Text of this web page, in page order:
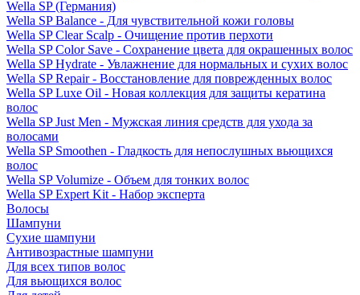
Wella SP (Германия)
Wella SP Balance - Для чувствительной кожи головы
Wella SP Clear Scalp - Очищение против перхоти
Wella SP Color Save - Сохранение цвета для окрашенных волос
Wella SP Hydrate - Увлажнение для нормальных и сухих волос
Wella SP Repair - Восстановление для поврежденных волос
Wella SP Luxe Oil - Новая коллекция для защиты кератина
волос
Wella SP Just Men - Мужская линия средств для ухода за
волосами
Wella SP Smoothen - Гладкость для непослушных вьющихся
волос
Wella SP Volumize - Объем для тонких волос
Wella SP Expert Kit - Набор эксперта
Волосы
Шампуни
Сухие шампуни
Антивозрастные шампуни
Для всех типов волос
Для вьющихся волос